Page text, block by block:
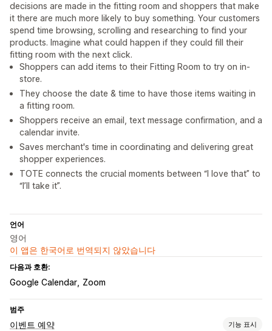
decisions are made in the fitting room and shoppers that make
it there are much more likely to buy something. Your customers
spend time browsing, scrolling and researching to find your
products. Imagine what could happen if they could fill their
fitting room with the next click.
Shoppers can add items to their Fitting Room to try on in-
store.
They choose the date & time to have those items waiting in
a fitting room.
Shoppers receive an email, text message confirmation, and a
calendar invite.
Saves merchant's time in coordinating and delivering great
shopper experiences.
TOTE connects the crucial moments between “I love that” to
“I’ll take it”.
언어
영어
이 앱은 한국어로 번역되지 않았습니다
다음과 호환:
Google Calendar Zoom
범주
이벤트 예약 기능 표시